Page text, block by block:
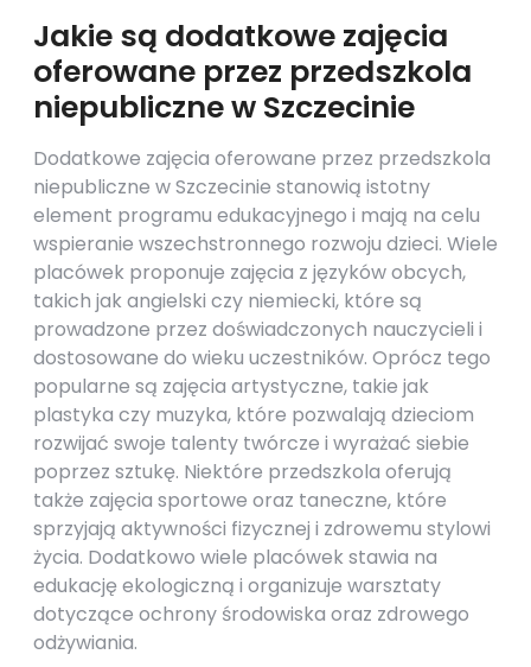
Jakie są dodatkowe zajęcia
oferowane przez przedszkola
niepubliczne w Szczecinie
Dodatkowe zajęcia oferowane przez przedszkola
niepubliczne w Szczecinie stanowią istotny
element programu edukacyjnego i mają na celu
wspieranie wszechstronnego rozwoju dzieci. Wiele
placówek proponuje zajęcia z języków obcych,
takich jak angielski czy niemiecki, które są
prowadzone przez doświadczonych nauczycieli i
dostosowane do wieku uczestników. Oprócz tego
popularne są zajęcia artystyczne, takie jak
plastyka czy muzyka, które pozwalają dzieciom
rozwijać swoje talenty twórcze i wyrażać siebie
poprzez sztukę. Niektóre przedszkola oferują
także zajęcia sportowe oraz taneczne, które
sprzyjają aktywności fizycznej i zdrowemu stylowi
życia. Dodatkowo wiele placówek stawia na
edukację ekologiczną i organizuje warsztaty
dotyczące ochrony środowiska oraz zdrowego
odżywiania.